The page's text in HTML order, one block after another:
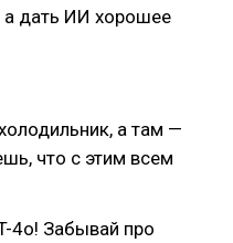
а дать ИИ хорошее
а там —
что с этим всем
4o! Забывай про